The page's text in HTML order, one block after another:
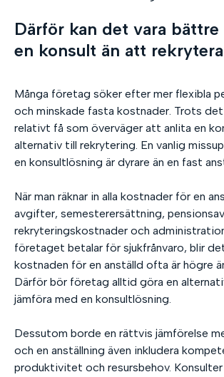
Därför kan det vara
en konsult än att rekrytera
Många företag söker efter mer flexibla
och minskade fasta kostnader. Trots
relativt få som överväger att anlita en
alternativ till rekrytering. En vanlig
en konsultlösning är dyrare än en fast
När man räknar in alla kostnader för en
avgifter, semesterersättning,
rekryteringskostnader och
företaget betalar för sjukfrånvaro, blir
kostnaden för en anställd ofta är högre
Därför bör företag alltid göra en
jämföra med en konsultlösning.
Dessutom borde en rättvis jämförelse
och en anställning även inkludera
produktivitet och resursbehov.